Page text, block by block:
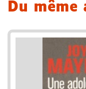
Du